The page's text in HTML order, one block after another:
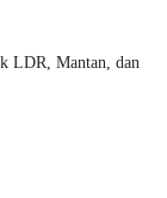
LDR, Mantan, dan